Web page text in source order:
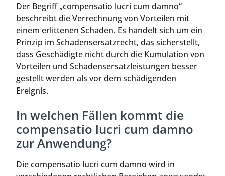
Der Begriff „compensatio lucri cum damno“
beschreibt die Verrechnung von Vorteilen mit
einem erlittenen Schaden. Es handelt sich um ein
Prinzip im Schadensersatzrecht, das sicherstellt,
dass Geschädigte nicht durch die Kumulation von
Vorteilen und Schadensersatzleistungen besser
gestellt werden als vor dem schädigenden
Ereignis.
In welchen Fällen kommt die
compensatio lucri cum damno
zur Anwendung?
Die compensatio lucri cum damno wird in